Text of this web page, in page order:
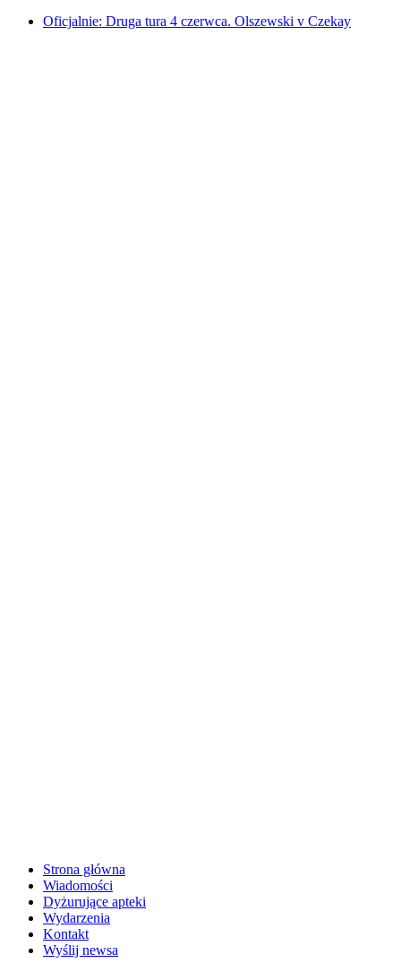
Oficjalnie: Druga tura 4 czerwca. Olszewski v Czekay
Strona główna
Wiadomości
Dyżurujące apteki
Wydarzenia
Kontakt
Wyślij newsa